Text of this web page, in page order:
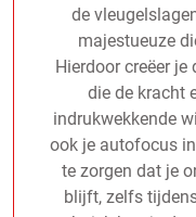
de
majestueuze
Hierdoor creëer je
die de kracht
indrukwekkende
ook je autofocus
te zorgen dat je
blijft, zelfs